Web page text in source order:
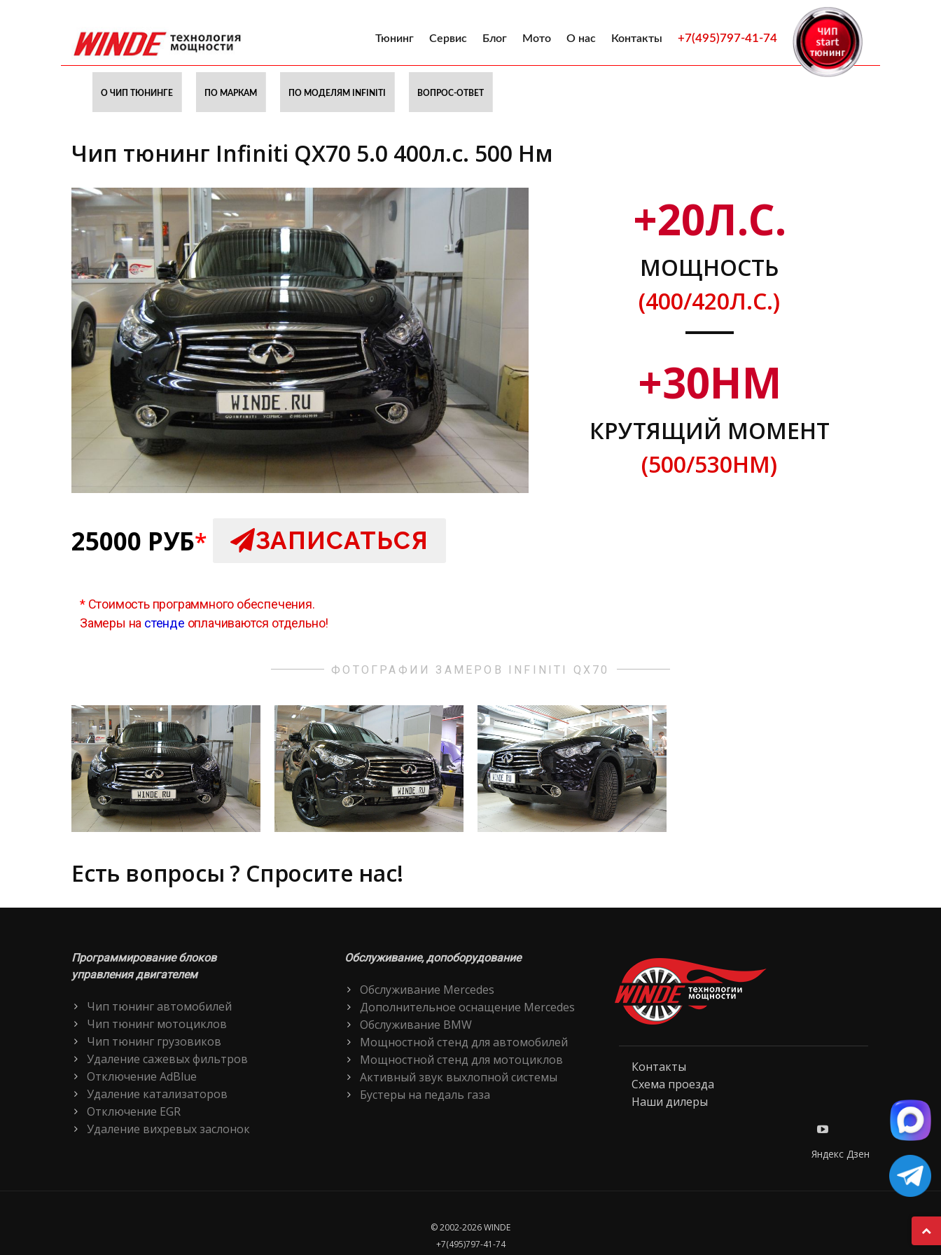
Тюнинг Сервис Блог Мото О нас Контакты +7(495)797-41-74
О ЧИП ТЮНИНГЕ ПО МАРКАМ ПО МОДЕЛЯМ INFINITI ВОПРОС-ОТВЕТ
Чип тюнинг Infiniti QX70 5.0 400л.с. 500 Нм
25000 РУБ* ЗАПИСАТЬСЯ
*Стоимость программного обеспечения.
Замеры на стенде оплачиваются отдельно!
+20Л.С.
МОЩНОСТЬ
(400/420Л.С.)
+30НМ
КРУТЯЩИЙ МОМЕНТ
(500/530НМ)
ФОТОГРАФИИ ЗАМЕРОВ INFINITI QX70
Есть вопросы ? Спросите нас!
Программирование блоков
управления двигателем
Чип тюнинг автомобилей
Чип тюнинг мотоциклов
Чип тюнинг грузовиков
Удаление сажевых фильтров
Отключение AdBlue
Удаление катализаторов
Отключение EGR
Удаление вихревых заслонок
Обслуживание, допоборудование
Обслуживание Mercedes
Дополнительное оснащение Mercedes
Обслуживание BMW
Мощностной стенд для автомобилей
Мощностной стенд для мотоциклов
Активный звук выхлопной системы
Бустеры на педаль газа
Контакты
Схема проезда
Наши дилеры
Яндекс Дзен
© 2002-2026 WINDE
+7(495)797-41-74